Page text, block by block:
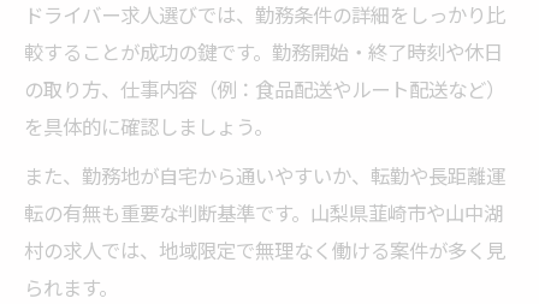
ドライバー求人選びでは、勤務条件の詳細をしっかり比
較することが成功の鍵です。勤務開始・終了時刻や休日
の取り方、仕事内容（例：食品配送やルート配送など）
を具体的に確認しましょう。
また、勤務地が自宅から通いやすいか、転勤や長距離運
転の有無も重要な判断基準です。山梨県韮崎市や山中湖
村の求人では、地域限定で無理なく働ける案件が多く見
られます。